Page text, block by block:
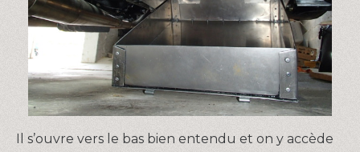
Il s’ouvre vers le bas bien entendu et on y accède